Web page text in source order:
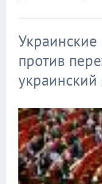
Украинские
против
украинский